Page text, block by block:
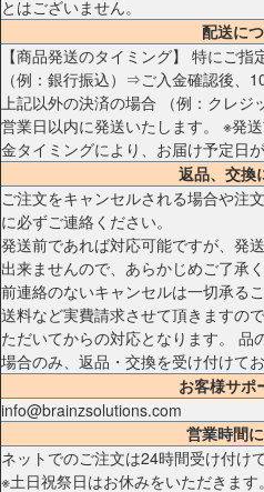
とはございません。
配送に
【商品発送のタイミング】 特にご
（例：銀行振込）⇒ご入金確認後、
上記以外の決済の場合 （例：クレ
営業日以内に発送いたします。 ※発
金タイミングにより、お届け予定日
返品、交換
ご注文をキャンセルされる場合や注
に必ずご連絡ください。
発送前であれば対応可能ですが、発
出来ませんので、あらかじめご了承
前連絡のないキャンセルは一切承る
送料など実費請求させて頂きますの
ただいてからの対応となります。 品
場合のみ、返品・交換を受け付けてお
お客様サポ
info@brainzsolutions.com
営業時間
ネットでのご注文は24時間受け付け
※土日祝祭日はお休みをいただきま